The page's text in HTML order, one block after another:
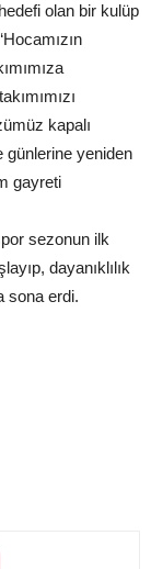
olan bir kulüp
kapalı
günlerine yeniden
gayreti
sezonun ilk
dayanıklılık
sona erdi.